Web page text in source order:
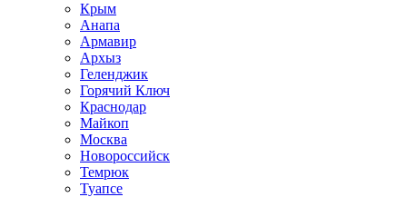
Крым
Анапа
Армавир
Архыз
Геленджик
Горячий Ключ
Краснодар
Майкоп
Москва
Новороссийск
Темрюк
Туапсе